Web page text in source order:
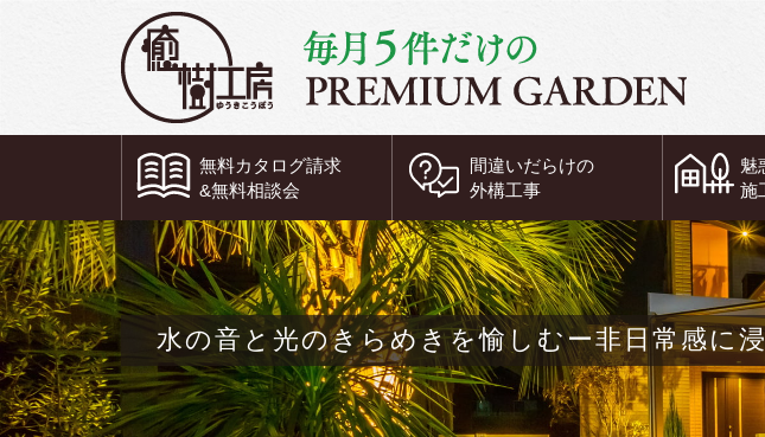
無料カタログ請求
&無料相談会
間違いだらけの
外構工事
魅
施
水の音と光のきらめきを愉しむー非日常感に